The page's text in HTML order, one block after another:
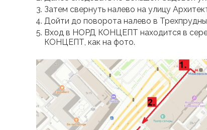
Затем свернуть налево на улицу
Дойти до поворота налево в
Вход в НОРД КОНЦЕПТ находится в
КОНЦЕПТ, как на фото.